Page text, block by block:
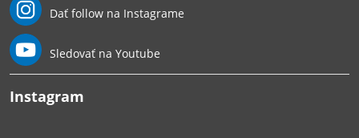
Dať follow na Instagrame
Sledovať na Youtube
Instagram